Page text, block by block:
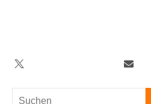
Suchen
Twitter Telegram